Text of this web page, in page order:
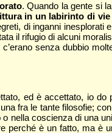
. Quando la gente si
in un labirinto di vie
di inganni inesplorati
il rifugio di alcuni
senza dubbio
ed è accettato, io do
fra le tante filosofie;
nella coscienza di una
perché è un fatto, ma è